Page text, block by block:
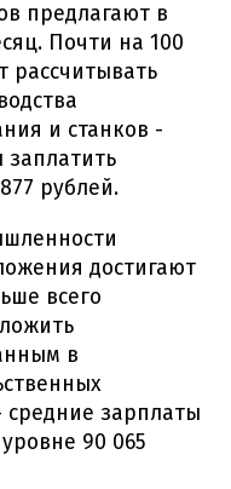
предлагают в
Почти на 100
рассчитывать
и станков -
заплатить
рублей.
достигают
всего
в
средние зарплаты
90 065